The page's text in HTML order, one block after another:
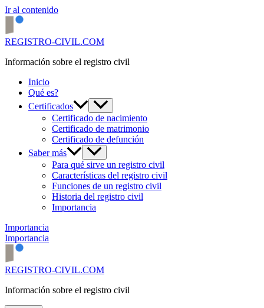
Ir al contenido
REGISTRO-CIVIL.COM
Información sobre el registro civil
Inicio
Qué es?
Certificados
Certificado de nacimiento
Certificado de matrimonio
Certificado de defunción
Saber más
Para qué sirve un registro civil
Características del registro civil
Funciones de un registro civil
Historia del registro civil
Importancia
Importancia
Importancia
REGISTRO-CIVIL.COM
Información sobre el registro civil